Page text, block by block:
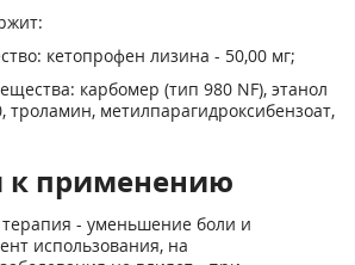
кетопрофен лизина - 50,00 мг;
карбомер (тип 980 NF), этанол
троламин, метилпарагидроксибензоат,
к применению
- уменьшение боли и
использования, на